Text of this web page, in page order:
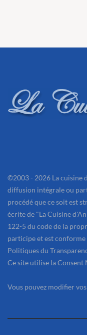
©2003 - 2026 La cuisine
diffusion intégrale ou
procédé que ce soit est
écrite de "La Cuisine
122-5 du code de la
participe et est conforme
Politiques du
Ce site utilise la Consent
Vous pouvez modifier